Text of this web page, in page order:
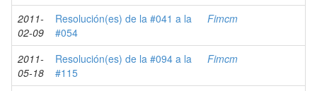
2011-
02-09
Resolución(es) de la #041 a la
#054
Fimcm
2011-
05-18
Resolución(es) de la #094 a la
#115
Fimcm